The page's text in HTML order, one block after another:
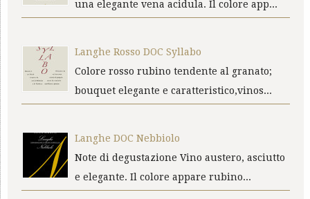
una elegante vena acidula. Il colore app...
Langhe Rosso DOC Syllabo
Colore rosso rubino tendente al granato;
bouquet elegante e caratteristico,vinos...
Langhe DOC Nebbiolo
Note di degustazione Vino austero, asciutto
e elegante. Il colore appare rubino...